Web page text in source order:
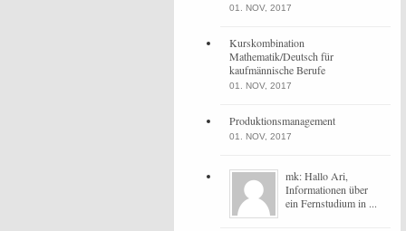
01. NOV, 2017
Kurskombination
Mathematik/Deutsch für
kaufmännische Berufe
01. NOV, 2017
Produktionsmanagement
01. NOV, 2017
mk: Hallo Ari,
Informationen über
ein Fernstudium in ...